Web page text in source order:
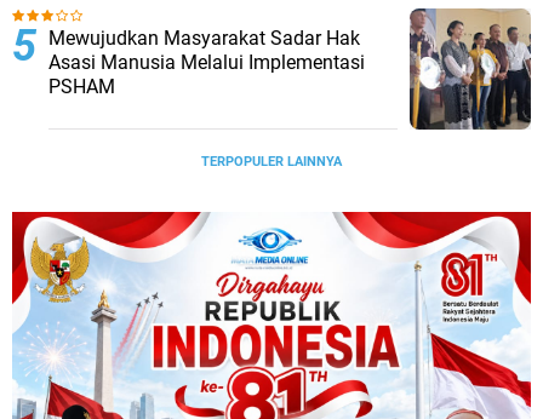
Mewujudkan Masyarakat Sadar Hak
Asasi Manusia Melalui Implementasi
PSHAM
TERPOPULER LAINNYA